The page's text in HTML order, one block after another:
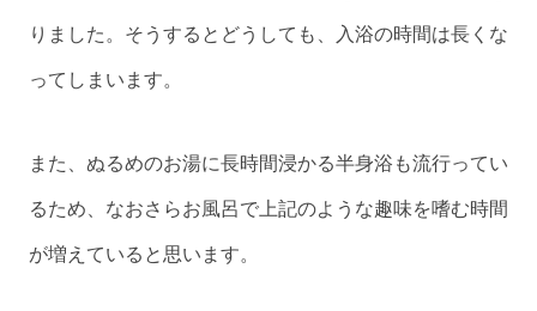
りました。そうするとどうしても、入浴の時間は長くな
ってしまいます。
また、ぬるめのお湯に長時間浸かる半身浴も流行ってい
るため、なおさらお風呂で上記のような趣味を嗜む時間
が増えていると思います。